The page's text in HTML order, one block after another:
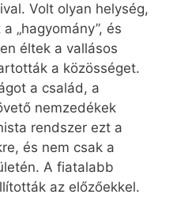
Volt olyan helység,
„hagyomány”, és
éltek a vallásos
a közösséget.
a család, a
nemzedékek
rendszer ezt a
és nem csak a
A fiatalabb
az előzőekkel.